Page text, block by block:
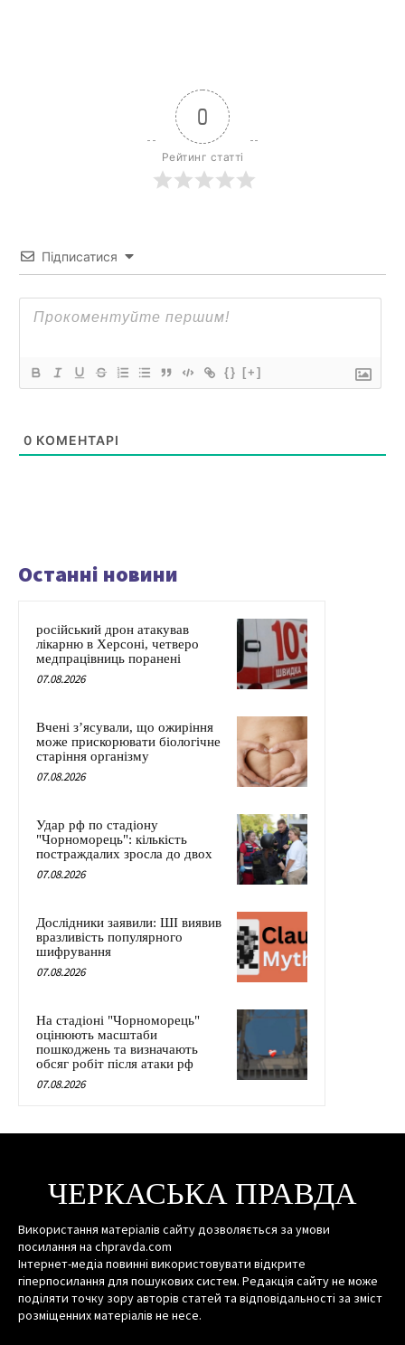
0
Рейтинг статті
Підписатися
{} [+]
0 КОМЕНТАРІ
Останні новини
російський дрон атакував
лікарню в Херсоні, четверо
медпрацівниць поранені
07.08.2026
Вчені з’ясували, що ожиріння
може прискорювати біологічне
старіння організму
07.08.2026
Удар рф по стадіону
"Чорноморець": кількість
постраждалих зросла до двох
07.08.2026
Дослідники заявили: ШІ виявив
вразливість популярного
шифрування
07.08.2026
На стадіоні "Чорноморець"
оцінюють масштаби
пошкоджень та визначають
обсяг робіт після атаки рф
07.08.2026
ЧЕРКАСЬКА ПРАВДА
Використання матеріалів сайту дозволяється за умови
посилання на chpravda.com
Інтернет-медіа повинні використовувати відкрите
гіперпосилання для пошукових систем. Редакція сайту не може
поділяти точку зору авторів статей та відповідальності за зміст
розміщенних матеріалів не несе.